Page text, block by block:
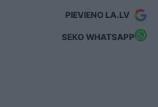
PIEVIENO LA.LV
SEKO WHATSAPP